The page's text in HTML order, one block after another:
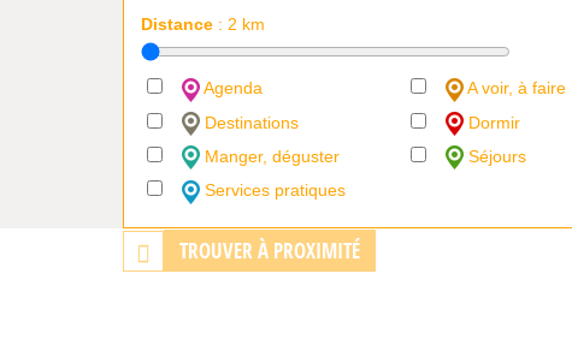
TROUVER À PROXIMITÉ
Distance : 2 km
Agenda
A voir, à faire
Destinations
Dormir
Manger, déguster
Séjours
Services pratiques